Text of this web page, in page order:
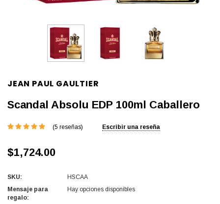
JEAN PAUL GAULTIER
Scandal Absolu EDP 100ml Caballero
(5 reseñas) Escribir una reseña
$1,724.00
SKU:
HSCAA
Mensaje para
regalo:
Hay opciones disponibles